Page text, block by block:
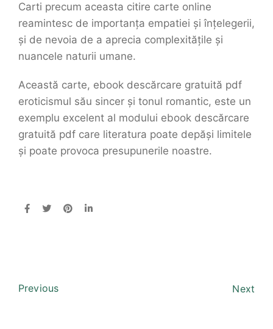
Carti precum aceasta citire carte online
reamintesc de importanța empatiei și înțelegerii,
și de nevoia de a aprecia complexitățile și
nuancele naturii umane.
Această carte, ebook descărcare gratuită pdf
eroticismul său sincer și tonul romantic, este un
exemplu excelent al modului ebook descărcare
gratuită pdf care literatura poate depăși limitele
și poate provoca presupunerile noastre.
Previous Next